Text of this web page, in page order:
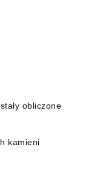
obliczone
kamieni